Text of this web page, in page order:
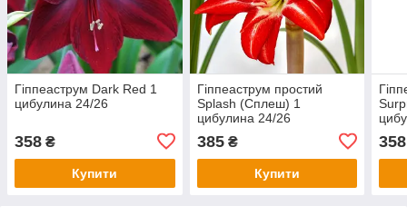
Гіппеаструм Dark Red 1
цибулина 24/26
358 ₴
Купити
Гіппеаструм простий
Splash (Сплеш) 1
цибулина 24/26
385₴
Купити
358